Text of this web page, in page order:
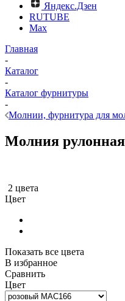
Яндекс.Дзен
RUTUBE
Max
Главная
-
Каталог
-
Каталог фурнитуры
-
Молнии, фурнитура для
Молния
2 цвета
Цвет
Показать все цвета
В избранное
Сравнить
Цвет